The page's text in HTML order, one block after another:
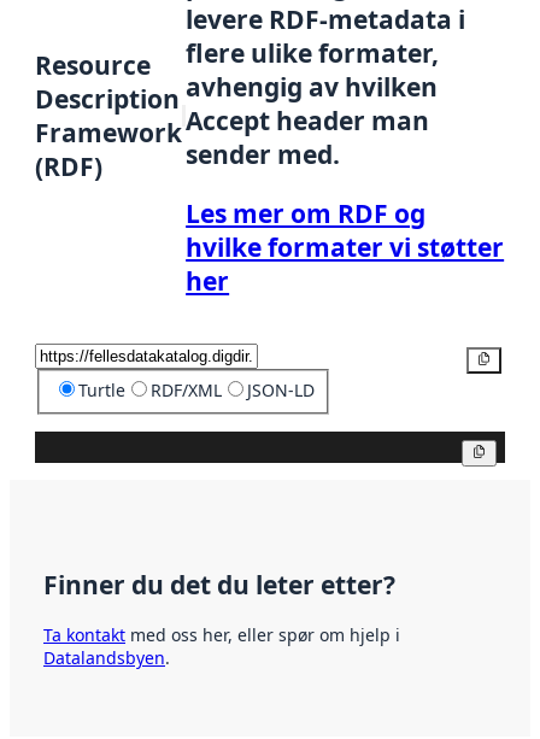
Resource
Description
Framework
(RDF)
levere RDF-metadata i
flere ulike formater,
avhengig av hvilken
Accept header man
sender med.
Les mer om RDF og
hvilke formater vi støtter
her
Turtle RDF/XML JSON-LD
Finner du det du leter etter?
Ta kontakt med oss her, eller spør om hjelp i
Datalandsbyen.